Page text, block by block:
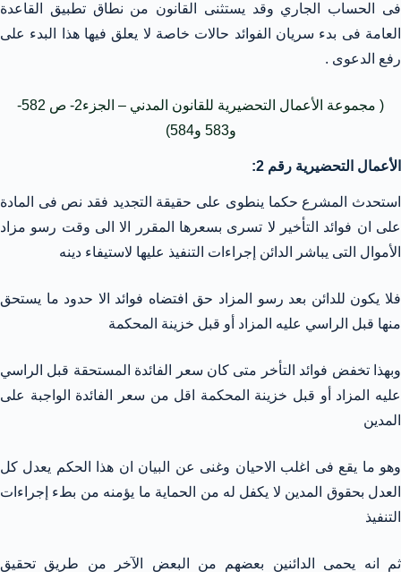
فى الحساب الجاري وقد يستثنى القانون من نطاق تطبيق القاعدة
العامة فى بدء سريان الفوائد حالات خاصة لا يعلق فيها هذا البدء على
رفع الدعوى .
( مجموعة الأعمال التحضيرية للقانون المدني – الجزء2- ص 582-
و583 و584)
الأعمال التحضيرية رقم 2:
استحدث المشرع حكما ينطوى على حقيقة التجديد فقد نص فى المادة
على ان فوائد التأخير لا تسرى بسعرها المقرر الا الى وقت رسو مزاد
الأموال التى يباشر الدائن إجراءات التنفيذ عليها لاستيفاء دينه
فلا يكون للدائن بعد رسو المزاد حق افتضاه فوائد الا حدود ما يستحق
منها قبل الراسي عليه المزاد أو قبل خزينة المحكمة
وبهذا تخفض فوائد التأخر متى كان سعر الفائدة المستحقة قبل الراسي
عليه المزاد أو قبل خزينة المحكمة اقل من سعر الفائدة الواجبة على
المدين
وهو ما يقع فى اغلب الاحيان وغنى عن البيان ان هذا الحكم يعدل كل
العدل بحقوق المدين لا يكفل له من الحماية ما يؤمنه من بطء إجراءات
التنفيذ
ثم انه يحمى الدائنين بعضهم من البعض الآخر من طريق تحقيق